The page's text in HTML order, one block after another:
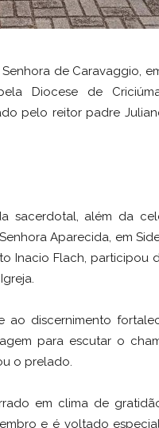
de Caravaggio,
Diocese de
pelo reitor padre
sacerdotal, além da
Aparecida, em
Inacio Flach, participou
ao discernimento
para escutar o
o prelado.
em clima de
e é voltado